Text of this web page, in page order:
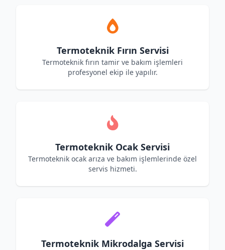
Termoteknik Fırın Servisi
Termoteknik fırın tamir ve bakım işlemleri
profesyonel ekip ile yapılır.
Termoteknik Ocak Servisi
Termoteknik ocak arıza ve bakım işlemlerinde özel
servis hizmeti.
Termoteknik Mikrodalga Servisi